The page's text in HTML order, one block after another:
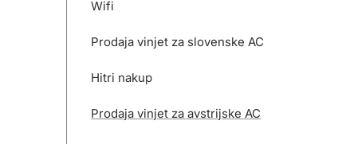
Wifi
Prodaja vinjet za slovenske AC
Hitri nakup
Prodaja vinjet za avstrijske AC